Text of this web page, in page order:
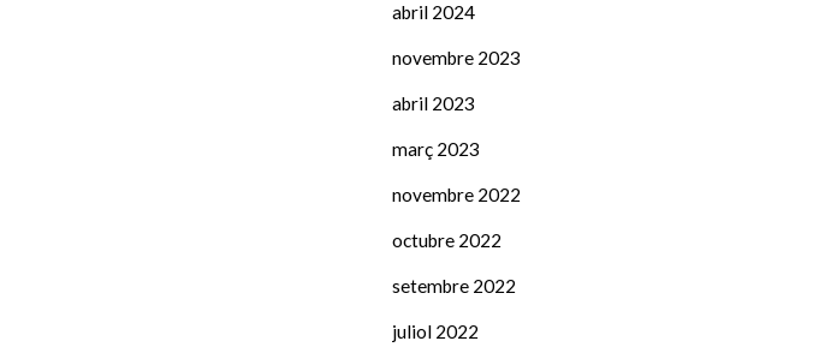
abril 2024
novembre 2023
abril 2023
març 2023
novembre 2022
octubre 2022
setembre 2022
juliol 2022